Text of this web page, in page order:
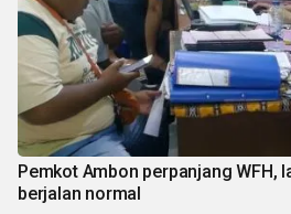
Pemkot Ambon perpanjang WFH,
berjalan normal